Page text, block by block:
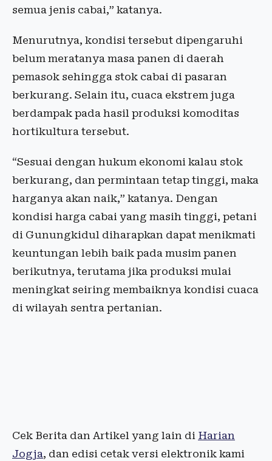
semua jenis cabai,” katanya.
Menurutnya, kondisi tersebut dipengaruhi
belum meratanya masa panen di daerah
pemasok sehingga stok cabai di pasaran
berkurang. Selain itu, cuaca ekstrem juga
berdampak pada hasil produksi komoditas
hortikultura tersebut.
“Sesuai dengan hukum ekonomi kalau stok
berkurang, dan permintaan tetap tinggi, maka
harganya akan naik,” katanya. Dengan
kondisi harga cabai yang masih tinggi, petani
di Gunungkidul diharapkan dapat menikmati
keuntungan lebih baik pada musim panen
berikutnya, terutama jika produksi mulai
meningkat seiring membaiknya kondisi cuaca
di wilayah sentra pertanian.
Cek Berita dan Artikel yang lain di Harian
Jogja, dan edisi cetak versi elektronik kami